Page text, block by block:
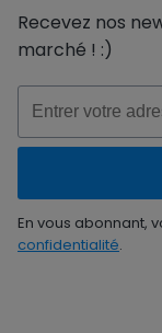
Recevez nos
marché ! :)
En vous abonnant,
confidentialité.